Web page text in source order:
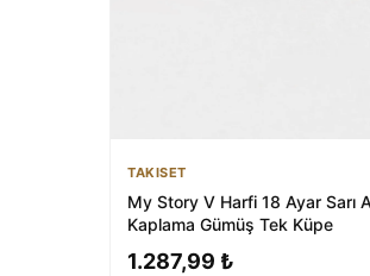
TAKISET
My Story V Harfi 18 Ayar Sarı
Kaplama Gümüş Tek Küpe
1.287,99 ₺